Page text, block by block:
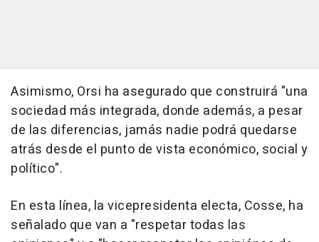
Asimismo, Orsi ha asegurado que construirá "una
sociedad más integrada, donde además, a pesar
de las diferencias, jamás nadie podrá quedarse
atrás desde el punto de vista económico, social y
político".
En esta línea, la vicepresidenta electa, Cosse, ha
señalado que van a "respetar todas las